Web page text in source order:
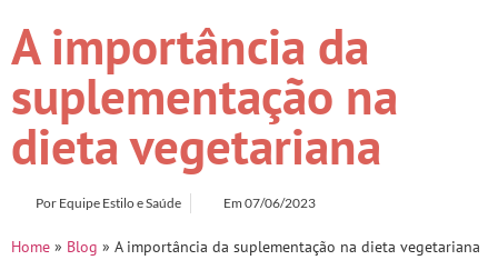
A importância da
suplementação na
dieta vegetariana
Por Equipe Estilo e Saúde Em 07/06/2023
Home » Blog » A importância da suplementação na dieta vegetariana